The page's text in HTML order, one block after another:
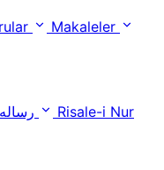
Makaleler
Risale-i Nur